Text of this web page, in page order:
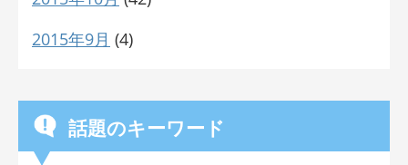
2015年9月 (4)
話題のキーワード